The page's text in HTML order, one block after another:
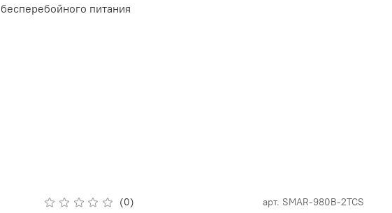
бесперебойного питания
(0) арт. SMAR-980B-2TCS